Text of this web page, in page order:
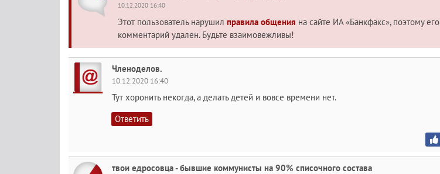
10.12.2020 16:40
Этот пользователь нарушил правила общения на сайте ИА «Банкфакс», поэтому его
комментарий удален. Будьте взаимовежливы!
Членоделов.
10.12.2020 16:40
Тут хоронить некогда, а делать детей и вовсе времени нет.
Ответить
твои едросовца - бывшие коммунисты на 90% списочного состава